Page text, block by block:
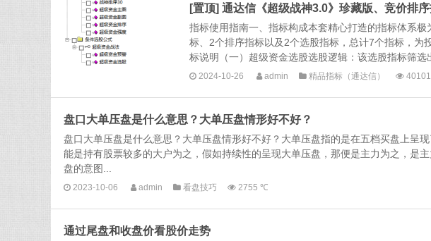
[置顶] 通达信《超级战神3.0》珍藏版、竞价排
指标使用指南一、指标构成本套精心打造的指标体系
标、2个排序指标以及2个选股指标，总计7个指标，为
标说明（一）超级资金选股选股逻辑：该选股指标筛选
2024-10-26 admin 精品指标（通达信）
盘口大单压盘是什么意思？大单压盘情形好不好？
盘口大单压盘是什么意思？大单压盘情形好不好？大单压盘指的是在五档买盘上呈
能是持有股票较多的大户为之，假如持续性的呈现大单压盘，那便是主力为之，是
盘的意图...
2023-10-06 admin 看盘技巧 2755 ℃
通过尾盘和收盘价看股价走势